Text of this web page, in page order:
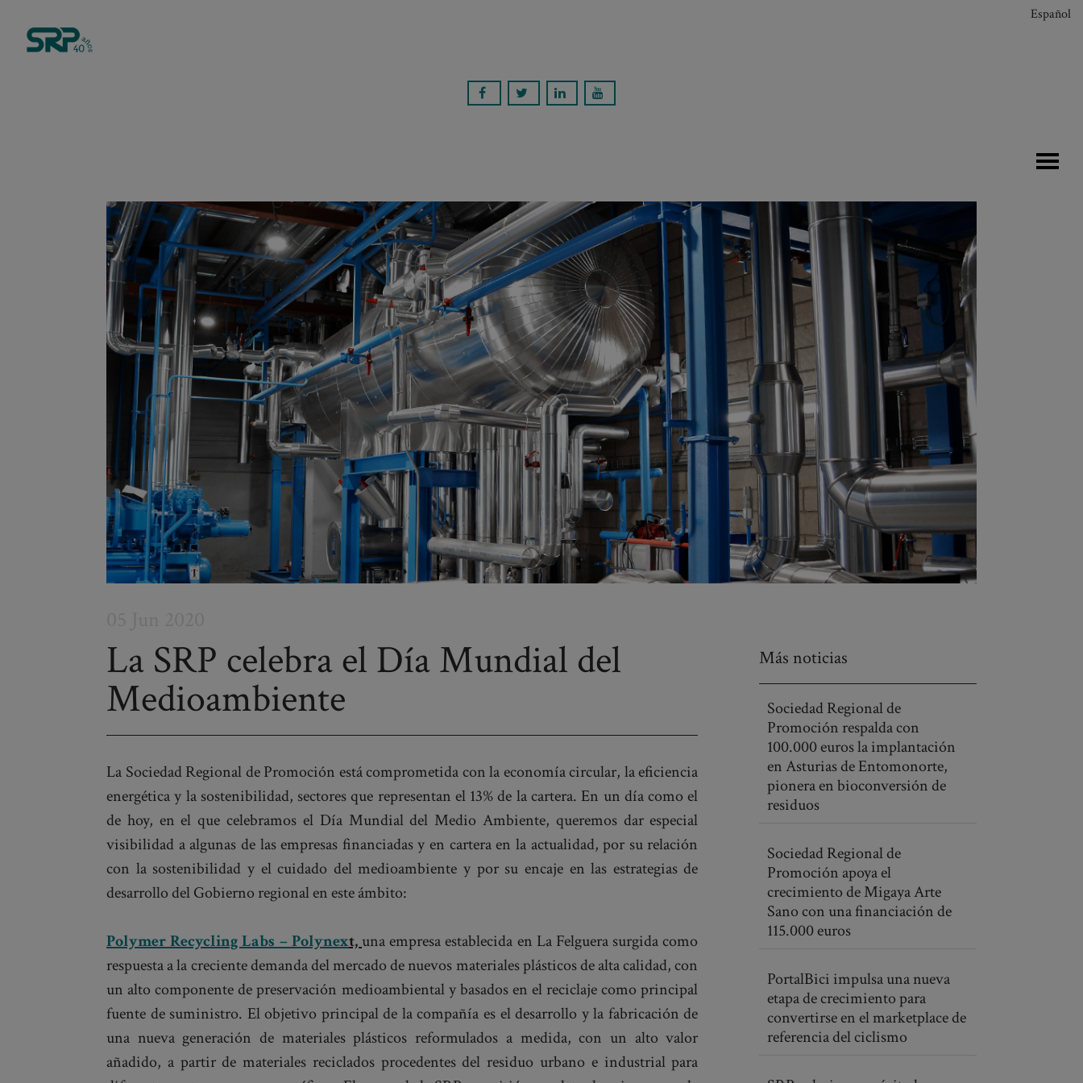
La SRP celebra el Día Mundial del
Medioambiente
La Sociedad Regional de Promoción está comprometida con la economía circular, la eficiencia
energética y la sostenibilidad, sectores que representan el 13% de la cartera. En un día como el
de hoy, en el que celebramos el Día Mundial del Medio Ambiente, queremos dar especial
visibilidad a algunas de las empresas financiadas y en cartera en la actualidad, por su relación
con la sostenibilidad y el cuidado del medioambiente y por su encaje en las estrategias de
desarrollo del Gobierno regional en este ámbito:
Polymer Recycling Labs – Polynext,una empresa establecida en La Felguera surgida como
respuesta a la creciente demanda del mercado de nuevos materiales plásticos de alta calidad, con
un alto componente de preservación medioambiental y basados en el reciclaje como principal
fuente de suministro. El objetivo principal de la compañía es el desarrollo y la fabricación de
una nueva generación de materiales plásticos reformulados a medida, con un alto valor
añadido, a partir de materiales reciclados procedentes del residuo urbano e industrial para
Más noticias
Sociedad Regional de
Promoción respalda con
100.000 euros la implantación
en Asturias de Entomonorte,
pionera en bioconversión de
residuos
Sociedad Regional de
Promoción apoya el
crecimiento de Migaya Arte
Sano con una financiación de
115.000 euros
PortalBici impulsa una nueva
etapa de crecimiento para
convertirse en el marketplace de
referencia del ciclismo
Post
navigation
Español